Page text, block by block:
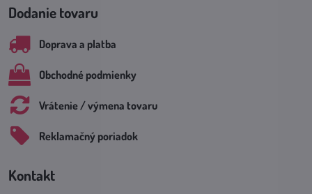
Dodanie tovaru
Doprava a platba
Obchodné podmienky
Vrátenie / výmena tovaru
Reklamačný poriadok
Kontakt